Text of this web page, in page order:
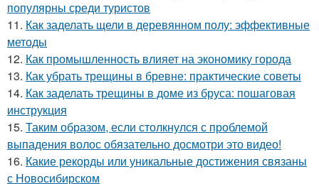
популярны среди туристов
11. Как заделать щели в деревянном полу: эффективные
методы
12. Как промышленность влияет на экономику города
13. Как убрать трещины в бревне: практические советы
14. Как заделать трещины в доме из бруса: пошаговая
инструкция
15. Таким образом, если столкнулся с проблемой
выпадения волос обязательно досмотри это видео!
16. Какие рекорды или уникальные достижения связаны
с Новосибирском